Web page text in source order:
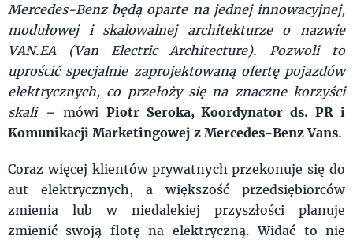
Mercedes-Benz będą oparte na jednej innowacyjnej,
modułowej i skalowalnej architekturze o nazwie
VAN.EA (Van Electric Architecture). Pozwoli to
uprościć specjalnie zaprojektowaną ofertę pojazdów
elektrycznych, co przełoży się na znaczne korzyści
skali – mówi Piotr Seroka, Koordynator ds. PR i
Komunikacji Marketingowej z Mercedes-Benz Vans.
Coraz więcej klientów prywatnych przekonuje się do
aut elektrycznych, a większość przedsiębiorców
zmienia lub w niedalekiej przyszłości planuje
zmienić swoją flotę na elektryczną. Widać to nie